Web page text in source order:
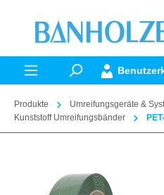
springen
Produkte
Umreifungsgeräte &
Kunststoff Umreifungsbänder